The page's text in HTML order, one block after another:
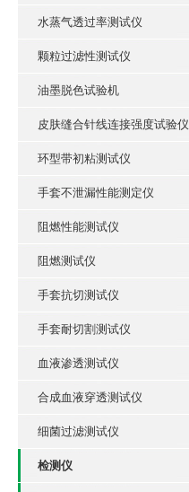
水蒸气透过率测试仪
颗粒过滤性测试仪
油墨脱色试验机
皮肤缝合针线连接强度试验仪
环型带初粘测试仪
手套不泄漏性能测定仪
阻燃性能测试仪
阻燃测试仪
手套抗切测试仪
手套耐切割测试仪
血液渗透测试仪
合成血液穿透测试仪
细菌过滤测试仪
检测仪